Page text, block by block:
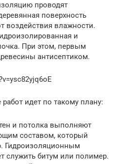
проводят
поверхность
воздействия влажности.
и
При этом, первым
антисептиком.
идет по такому плану:
и потолка выполняют
составом, который
Гидроизоляционным
служить битум или полимер.